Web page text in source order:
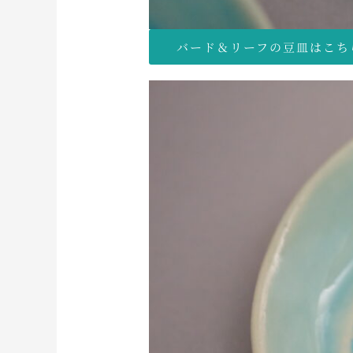
バード＆リーフの豆皿はこち